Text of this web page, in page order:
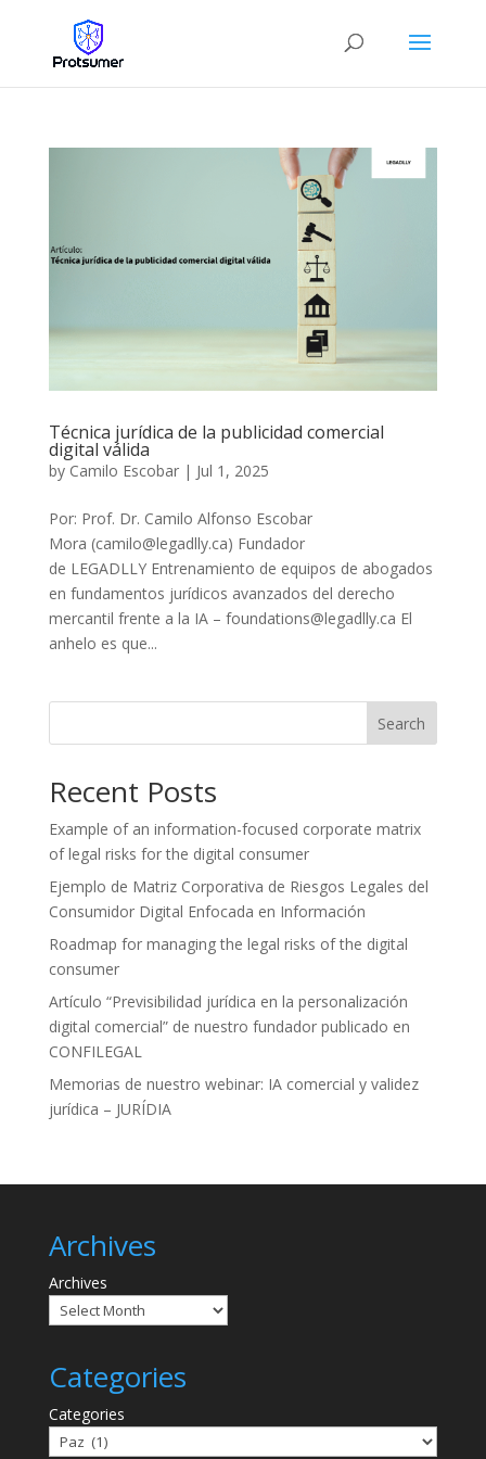
Técnica jurídica de la publicidad comercial
digital válida
by Camilo Escobar| Jul 1, 2025
Por: Prof. Dr. Camilo Alfonso Escobar
Mora (camilo@legadlly.ca) Fundador
de LEGADLLY Entrenamiento de equipos de abogados
en fundamentos jurídicos avanzados del derecho
mercantil frente a la IA – foundations@legadlly.ca El
anhelo es que...
Search
Recent Posts
Example of an information-focused corporate matrix
of legal risks for the digital consumer
Ejemplo de Matriz Corporativa de Riesgos Legales del
Consumidor Digital Enfocada en Información
Roadmap for managing the legal risks of the digital
consumer
Artículo “Previsibilidad jurídica en la personalización
digital comercial” de nuestro fundador publicado en
CONFILEGAL
Memorias de nuestro webinar: IA comercial y validez
jurídica – JURÍDIA
Archives
Archives
Categories
Categories